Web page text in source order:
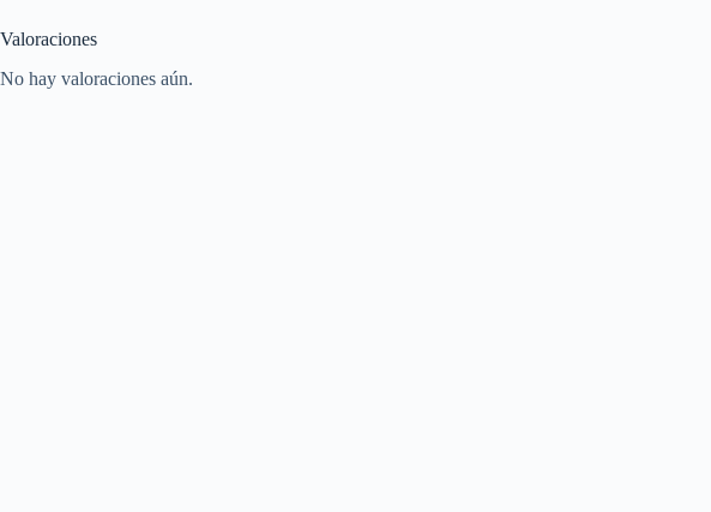
Valoraciones
No hay valoraciones aún.